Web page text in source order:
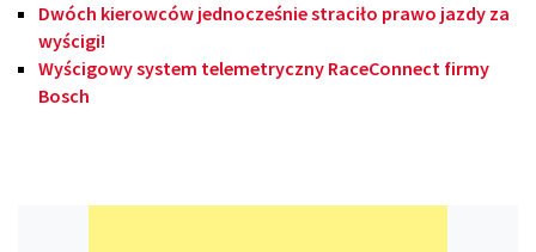
Dwóch kierowców jednocześnie straciło prawo jazdy za
wyścigi!
Wyścigowy system telemetryczny RaceConnect firmy
Bosch